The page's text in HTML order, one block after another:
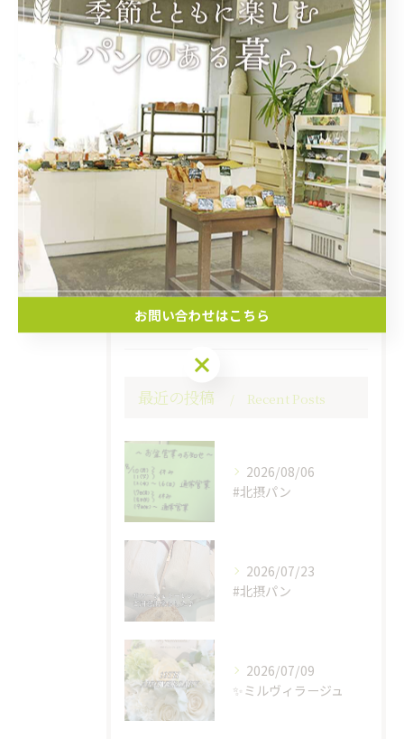
カテゴリー Categories
全てのカテゴリー
ランチ
テイクアウト
オーダーメイド
通販
イートイン
最近の投稿 Recent Posts
2026/08/06
#北摂パン
2026/07/23
#北摂パン
2026/07/09
✨ミルヴィラージュ
お問い合わせはこちら
お問い合わせはこちら